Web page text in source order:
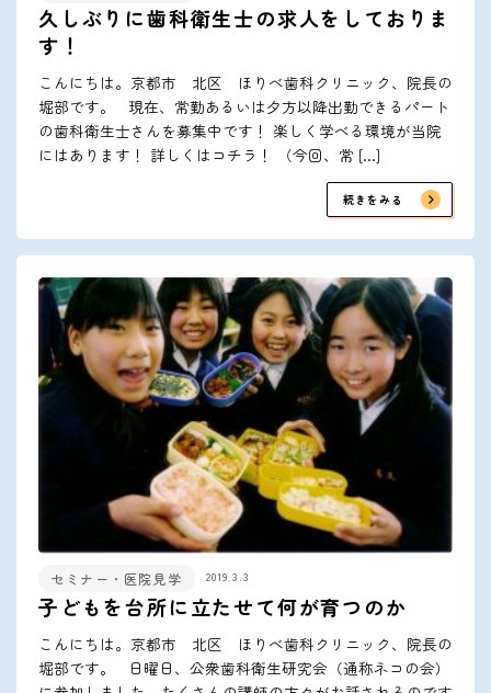
久しぶりに歯科衛生士の求人をしておりま
す！
こんにちは。京都市 北区 ほりべ歯科クリニック、院長の
堀部です。 現在、常勤あるいは夕方以降出勤できるパート
の歯科衛生士さんを募集中です！ 楽しく学べる環境が当院
にはあります！ 詳しくはコチラ！ （今回、常 […]
続きをみる
セミナー・医院見学 2019.3.3
子どもを台所に立たせて何が育つのか
こんにちは。京都市 北区 ほりべ歯科クリニック、院長の
堀部です。 日曜日、公衆歯科衛生研究会（通称ネコの会）